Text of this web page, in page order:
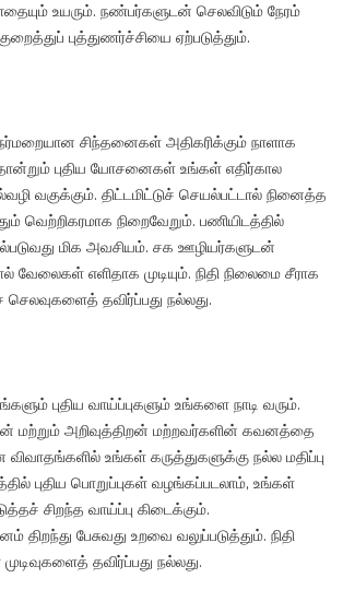
உயரும். நண்பர்களுடன் செலவிடும் நேரம்
புத்துணர்ச்சியை ஏற்படுத்தும்.
சிந்தனைகள் அதிகரிக்கும் நாளாக
புதிய யோசனைகள் உங்கள் எதிர்கால
வகுக்கும். திட்டமிட்டுச் செயல்பட்டால் நினைத்த
வெற்றிகரமாக நிறைவேறும். பணியிடத்தில்
மிக அவசியம். சக ஊழியர்களுடன்
வேலைகள் எளிதாக முடியும். நிதி நிலைமை சீராக
தவிர்ப்பது நல்லது.
புதிய வாய்ப்புகளும் உங்களை நாடி வரும்.
மற்றும் அறிவுத்திறன் மற்றவர்களின் கவனத்தை
விவாதங்களில் உங்கள் கருத்துகளுக்கு நல்ல மதிப்பு
புதிய பொறுப்புகள் வழங்கப்படலாம், உங்கள்
சிறந்த வாய்ப்பு கிடைக்கும்.
திறந்து பேசுவது உறவை வலுப்படுத்தும். நிதி
தவிர்ப்பது நல்லது.